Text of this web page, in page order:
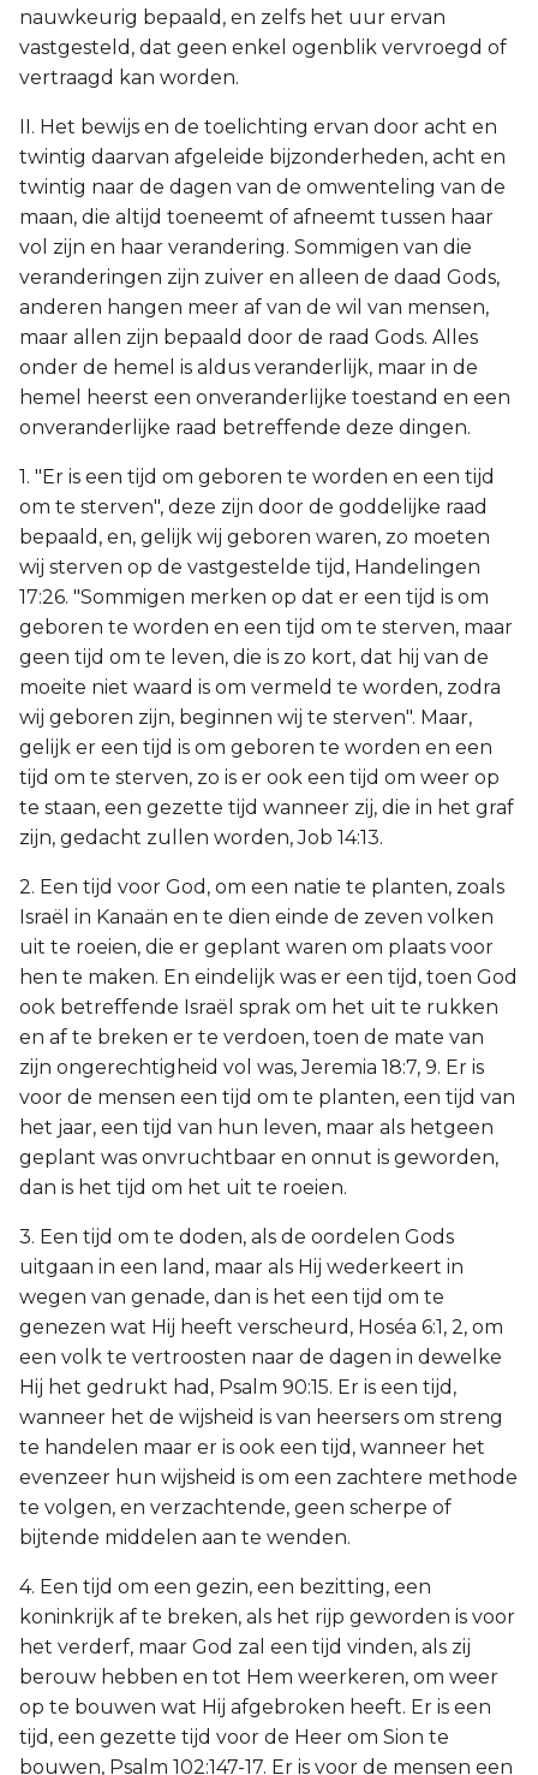
nauwkeurig bepaald, en zelfs het uur ervan
vastgesteld, dat geen enkel ogenblik vervroegd of
vertraagd kan worden.
II. Het bewijs en de toelichting ervan door acht en
twintig daarvan afgeleide bijzonderheden, acht en
twintig naar de dagen van de omwenteling van de
maan, die altijd toeneemt of afneemt tussen haar
vol zijn en haar verandering. Sommigen van die
veranderingen zijn zuiver en alleen de daad Gods,
anderen hangen meer af van de wil van mensen,
maar allen zijn bepaald door de raad Gods. Alles
onder de hemel is aldus veranderlijk, maar in de
hemel heerst een onveranderlijke toestand en een
onveranderlijke raad betreffende deze dingen.
1. "Er is een tijd om geboren te worden en een tijd
om te sterven", deze zijn door de goddelijke raad
bepaald, en, gelijk wij geboren waren, zo moeten
wij sterven op de vastgestelde tijd, Handelingen
17:26. "Sommigen merken op dat er een tijd is om
geboren te worden en een tijd om te sterven, maar
geen tijd om te leven, die is zo kort, dat hij van de
moeite niet waard is om vermeld te worden, zodra
wij geboren zijn, beginnen wij te sterven". Maar,
gelijk er een tijd is om geboren te worden en een
tijd om te sterven, zo is er ook een tijd om weer op
te staan, een gezette tijd wanneer zij, die in het graf
zijn, gedacht zullen worden, Job 14:13.
2. Een tijd voor God, om een natie te planten, zoals
Israël in Kanaän en te dien einde de zeven volken
uit te roeien, die er geplant waren om plaats voor
hen te maken. En eindelijk was er een tijd, toen God
ook betreffende Israël sprak om het uit te rukken
en af te breken er te verdoen, toen de mate van
zijn ongerechtigheid vol was, Jeremia 18:7, 9. Er is
voor de mensen een tijd om te planten, een tijd van
het jaar, een tijd van hun leven, maar als hetgeen
geplant was onvruchtbaar en onnut is geworden,
dan is het tijd om het uit te roeien.
3. Een tijd om te doden, als de oordelen Gods
uitgaan in een land, maar als Hij wederkeert in
wegen van genade, dan is het een tijd om te
genezen wat Hij heeft verscheurd, Hoséa 6:1, 2, om
een volk te vertroosten naar de dagen in dewelke
Hij het gedrukt had, Psalm 90:15. Er is een tijd,
wanneer het de wijsheid is van heersers om streng
te handelen maar er is ook een tijd, wanneer het
evenzeer hun wijsheid is om een zachtere methode
te volgen, en verzachtende, geen scherpe of
bijtende middelen aan te wenden.
4. Een tijd om een gezin, een bezitting, een
koninkrijk af te breken, als het rijp geworden is voor
het verderf, maar God zal een tijd vinden, als zij
berouw hebben en tot Hem weerkeren, om weer
op te bouwen wat Hij afgebroken heeft. Er is een
tijd, een gezette tijd voor de Heer om Sion te
bouwen, Psalm 102:147-17. Er is voor de mensen een